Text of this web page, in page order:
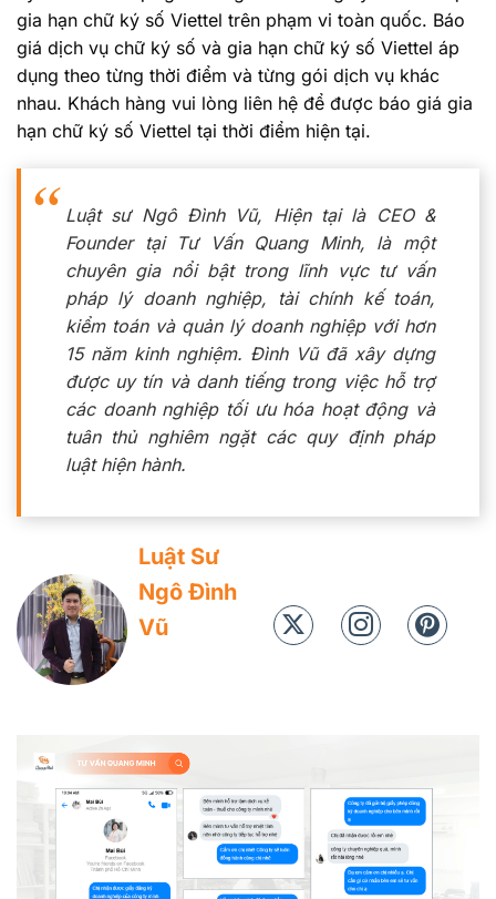
gia hạn chữ ký số Viettel trên phạm vi toàn quốc. Báo
giá dịch vụ chữ ký số và gia hạn chữ ký số Viettel áp
dụng theo từng thời điểm và từng gói dịch vụ khác
nhau. Khách hàng vui lòng liên hệ để được báo giá gia
hạn chữ ký số Viettel tại thời điểm hiện tại.
Luật sư Ngô Đình Vũ, Hiện tại là CEO &
Founder tại Tư Vấn Quang Minh, là một
chuyên gia nổi bật trong lĩnh vực tư vấn
pháp lý doanh nghiệp, tài chính kế toán,
kiểm toán và quản lý doanh nghiệp với hơn
15 năm kinh nghiệm. Đình Vũ đã xây dựng
được uy tín và danh tiếng trong việc hỗ trợ
các doanh nghiệp tối ưu hóa hoạt động và
tuân thủ nghiêm ngặt các quy định pháp
luật hiện hành.
Luật Sư
Ngô Đình
Vũ